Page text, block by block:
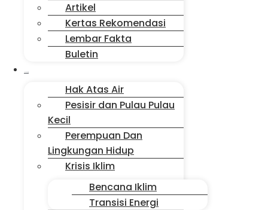
Artikel
Kertas Rekomendasi
Lembar Fakta
Buletin
Hak Atas Air
Pesisir dan Pulau Pulau
Kecil
Perempuan Dan
Lingkungan Hidup
Krisis Iklim
Bencana Iklim
Transisi Energi